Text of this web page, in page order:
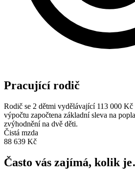
Pracující rodič
Rodič se 2 dětmi vydělávající 113 000 Kč
výpočtu započtena základní sleva na
zvýhodnění na dvě děti.
Čistá mzda
88 639 Kč
Často vás zajímá, kolik